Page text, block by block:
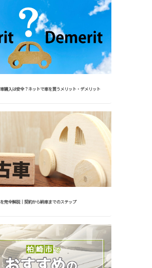
購入は安全？ネットで車を買うメリット・デメリット
完全解説｜契約から納車までのステップ